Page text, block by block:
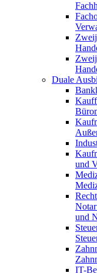
Duale
und
und
IT-